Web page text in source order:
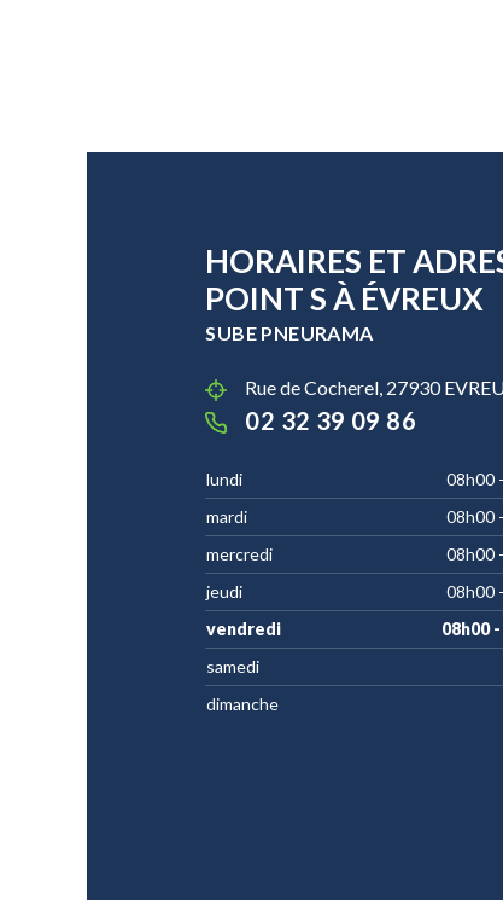
HORAIRES ET
POINT S À ÉVREUX
SUBE PNEURAMA
Rue de Cocherel, 27930
02 32 39 09 86
lundi
08h00
mardi
08h00
mercredi
08h00
jeudi
08h00
vendredi
08h00
samedi
dimanche